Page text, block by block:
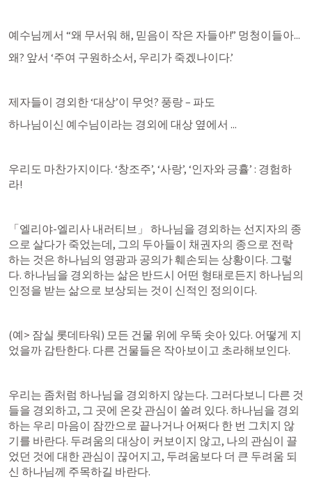
예수님께서 “왜 무서워 해, 믿음이 작은 자들아!” 멍청이들아...
왜? 앞서 ‘주여 구원하소서, 우리가 죽겠나이다.’
제자들이 경외한 ‘대상’이 무엇? 풍랑 – 파도
하나님이신 예수님이라는 경외에 대상 옆에서 ...
우리도 마찬가지이다. ‘창조주’, ‘사랑’, ‘인자와 긍휼’ : 경험하
라!
「엘리야-엘리사 내러티브」 하나님을 경외하는 선지자의 종
으로 살다가 죽었는데, 그의 두아들이 채권자의 종으로 전락
하는 것은 하나님의 영광과 공의가 훼손되는 상황이다. 그렇
다. 하나님을 경외하는 삶은 반드시 어떤 형태로든지 하나님의
인정을 받는 삶으로 보상되는 것이 신적인 정의이다.
(예> 잠실 롯데타워) 모든 건물 위에 우뚝 솟아 있다. 어떻게 지
었을까 감탄한다. 다른 건물들은 작아보이고 초라해보인다.
우리는 좀처럼 하나님을 경외하지 않는다. 그러다보니 다른 것
들을 경외하고, 그 곳에 온갖 관심이 쏠려 있다. 하나님을 경외
하는 우리 마음이 잠깐으로 끝나거나 어쩌다 한 번 그치지 않
기를 바란다. 두려움의 대상이 커보이지 않고, 나의 관심이 끌
었던 것에 대한 관심이 끊어지고, 두려움보다 더 큰 두려움 되
신 하나님께 주목하길 바란다.